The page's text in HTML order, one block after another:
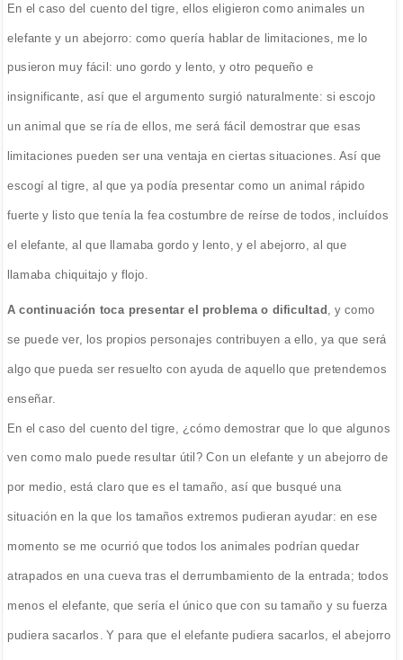
En el caso del cuento del tigre, ellos eligieron como animales un
elefante y un abejorro: como quería hablar de limitaciones, me lo
pusieron muy fácil: uno gordo y lento, y otro pequeño e
insignificante, así que el argumento surgió naturalmente: si escojo
un animal que se ría de ellos, me será fácil demostrar que esas
limitaciones pueden ser una ventaja en ciertas situaciones. Así que
escogí al tigre, al que ya podía presentar como un animal rápido
fuerte y listo que tenía la fea costumbre de reírse de todos, incluídos
el elefante, al que llamaba gordo y lento, y el abejorro, al que
llamaba chiquitajo y flojo.
A continuación toca presentar el problema o dificultad , y como
se puede ver, los propios personajes contribuyen a ello, ya que será
algo que pueda ser resuelto con ayuda de aquello que pretendemos
enseñar.
En el caso del cuento del tigre, ¿cómo demostrar que lo que algunos
ven como malo puede resultar útil? Con un elefante y un abejorro de
por medio, está claro que es el tamaño, así que busqué una
situación en la que los tamaños extremos pudieran ayudar: en ese
momento se me ocurrió que todos los animales podrían quedar
atrapados en una cueva tras el derrumbamiento de la entrada; todos
menos el elefante, que sería el único que con su tamaño y su fuerza
pudiera sacarlos. Y para que el elefante pudiera sacarlos, el abejorro